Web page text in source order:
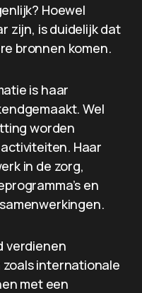
Hoewel
zijn, is duidelijk dat
bronnen komen.
is haar
Wel
worden
Haar
in de zorg,
en
verdienen
internationale
met een